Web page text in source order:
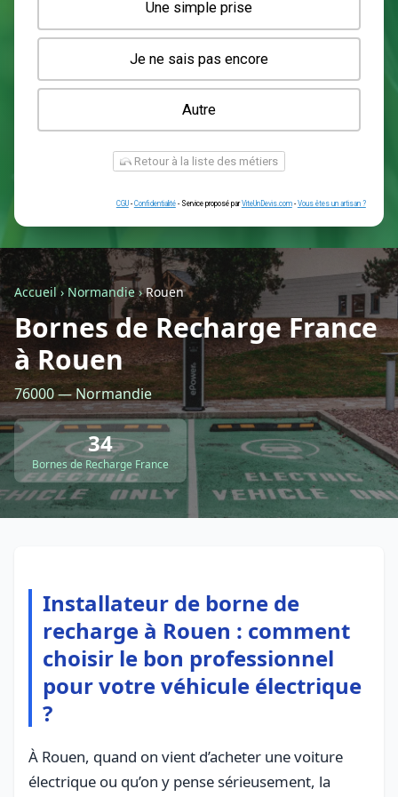
Une wallbox en monophasé (7kW)
Une prise renforcée (type greenup)
Une simple prise
Je ne sais pas encore
Autre
Retour à la liste des métiers
CGU-Confidentialité- Service proposé parViteUnDevis.com-Vous
Accueil› Normandie›Rouen
Bornes de Recharge France
à Rouen
76000 — Normandie
34
Bornes de Recharge France
Installateur de borne de
recharge à Rouen : comment
choisir le bon professionnel
pour votre véhicule électrique
?
À Rouen, quand on vient d’acheter une voiture
électrique ou qu’on y pense sérieusement, la